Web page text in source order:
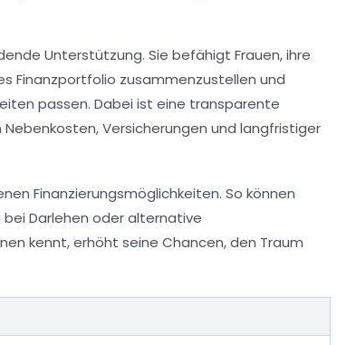
Unterstützung. Sie befähigt Frauen, ihre
Finanzportfolio zusammenzustellen und
passen. Dabei ist eine transparente
Versicherungen und langfristiger
Finanzierungsmöglichkeiten. So können
Darlehen oder alternative
kennt, erhöht seine Chancen, den Traum